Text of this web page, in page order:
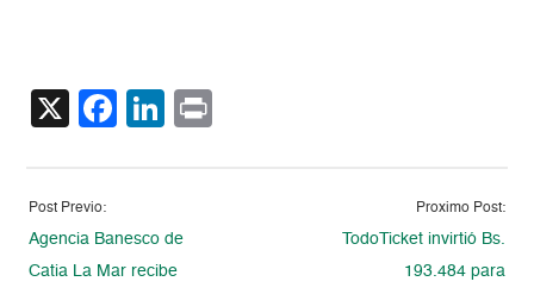
X Facebook
LinkedIn
Post Previo:
Agencia Banesco de
Catia La Mar recibe
Proximo Post:
TodoTicket invirtió Bs.
193.484 para